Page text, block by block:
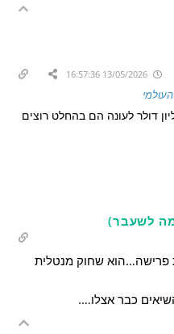
13/05/2026 16:57:36
במחיר. לדעתי ב-10 מיליון דולר לעונה הם בהחלט רוצים
פרישה…הוא שחוק מנטלית
כבר אצלו….